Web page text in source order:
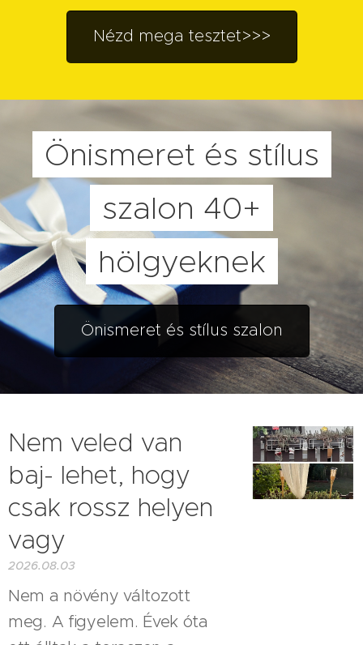
Nézd mega tesztet>>>
Önismeret és stílus
szalon 40+
hölgyeknek
Önismeret és stílus szalon
Nem veled van
baj- lehet, hogy
csak rossz helyen
vagy
2026.08.03
Nem a növény változott
meg. A figyelem. Évek óta